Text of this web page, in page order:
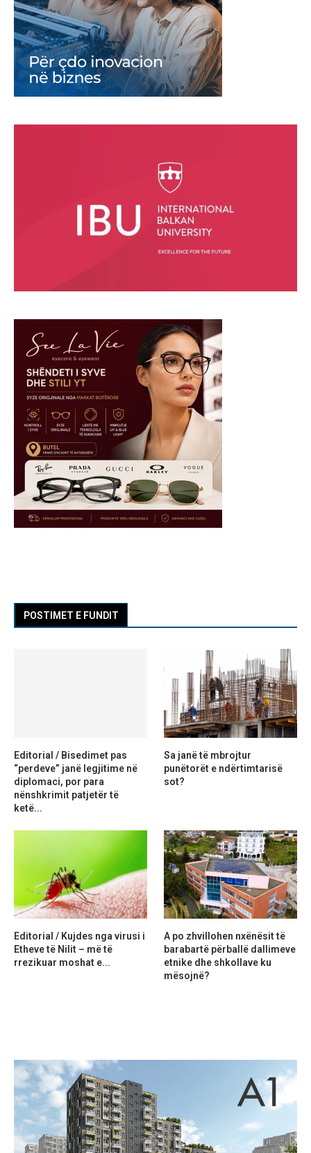
POSTIMET E FUNDIT
Editorial / Bisedimet pas
“perdeve” janë legjitime në
diplomaci, por para
nënshkrimit patjetër të
ketë...
Sa janë të mbrojtur
punëtorët e ndërtimtarisë
sot?
Editorial / Kujdes nga virusi i
Etheve të Nilit – më të
rrezikuar moshat e...
A po zhvillohen nxënësit të
barabartë përballë dallimeve
etnike dhe shkollave ku
mësojnë?